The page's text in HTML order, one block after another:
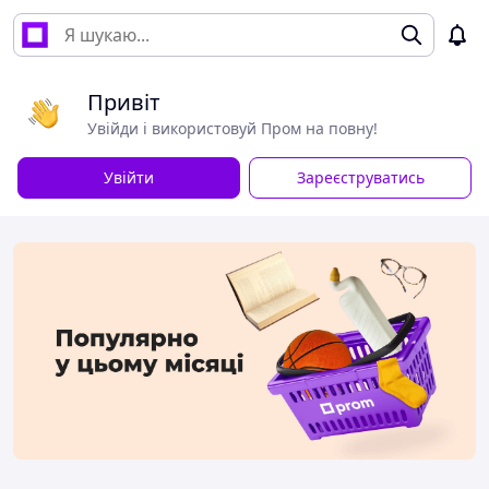
Привіт
Увійди і використовуй Пром на повну!
Увійти Зареєструватись